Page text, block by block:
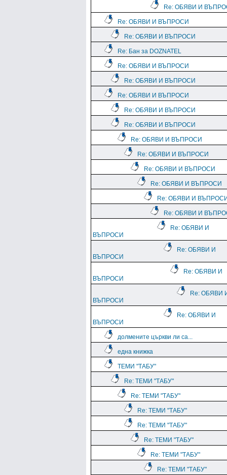
Re: ОБЯВИ И
Re: ОБЯВИ И ВЪПРОСИ
Re: ОБЯВИ И ВЪПРОСИ
Re: Бан за DOZNATEL
Re: ОБЯВИ И ВЪПРОСИ
Re: ОБЯВИ И ВЪПРОСИ
Re: ОБЯВИ И ВЪПРОСИ
Re: ОБЯВИ И ВЪПРОСИ
Re: ОБЯВИ И ВЪПРОСИ
Re: ОБЯВИ И ВЪПРОСИ
Re: ОБЯВИ И ВЪПРОСИ
Re: ОБЯВИ И ВЪПРОСИ
Re: ОБЯВИ И ВЪПРОСИ
Re: ОБЯВИ И
Re: ОБЯВИ И
Re: ОБЯВИ И
ВЪПРОСИ
Re: ОБЯВИ И
ВЪПРОСИ
Re: ОБЯВИ И
ВЪПРОСИ
Re: ОБЯВИ
ВЪПРОСИ
Re: ОБЯВИ И
ВЪПРОСИ
долмените църкви ли са...
една книжка
ТЕМИ "ТАБУ"
Re: ТЕМИ "ТАБУ"
Re: ТЕМИ "ТАБУ"
Re: ТЕМИ "ТАБУ"
Re: ТЕМИ "ТАБУ"
Re: ТЕМИ "ТАБУ"
Re: ТЕМИ "ТАБУ"
Re: ТЕМИ "ТАБУ"